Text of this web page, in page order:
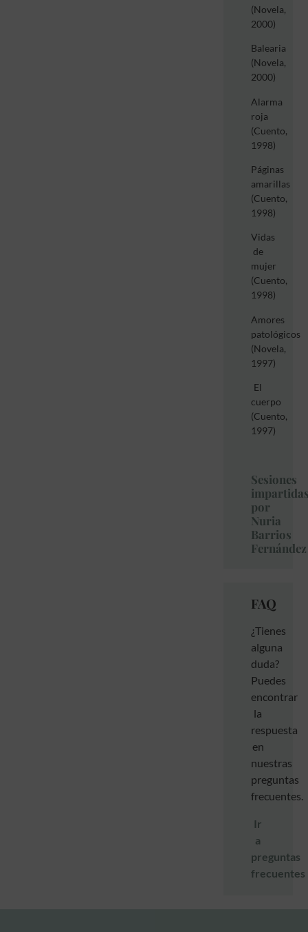
(Novela,
2000)
Balearia
(Novela,
2000)
Alarma
roja
(Cuento,
1998)
Páginas
amarillas
(Cuento,
1998)
Vidas
de
mujer
(Cuento,
1998)
Amores
patológicos
(Novela,
1997)
El
cuerpo
(Cuento,
1997)
Sesiones
por
Nuria
Barrios
Fernández
FAQ
¿Tienes
alguna
duda?
Puedes
encontrar
la
respuesta
en
nuestras
preguntas
frecuentes.
Ir
a
preguntas
frecuentes